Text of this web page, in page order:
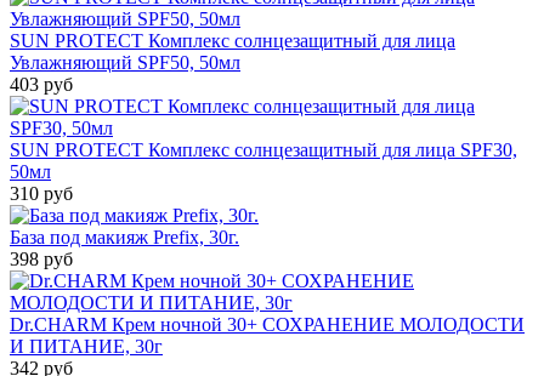
SUN PROTECT Комплекс солнцезащитный для лица
Увлажняющий SPF50, 50мл
403 руб
SUN PROTECT Комплекс солнцезащитный для лица SPF30,
50мл
310 руб
База под макияж Prefix, 30г.
398 руб
Dr.CHARM Крем ночной 30+ СОХРАНЕНИЕ МОЛОДОСТИ
И ПИТАНИЕ, 30г
342 руб